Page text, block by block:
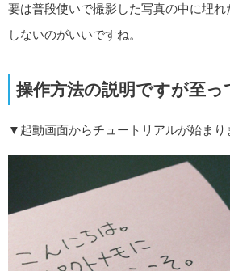
要は普段使いで撮影した写真の中に埋れ
しないのがいいですね。
操作方法の説明ですが至っ
▼起動画面からチュートリアルが始まり